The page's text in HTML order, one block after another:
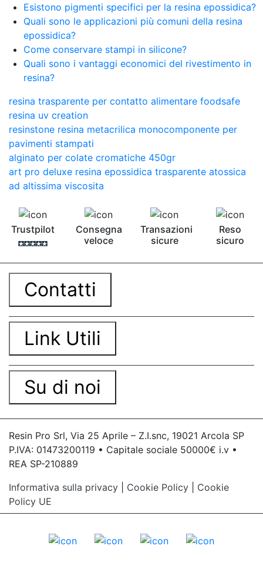
Esistono pigmenti specifici per la resina epossidica?
Quali sono le applicazioni più comuni della resina
epossidica?
Come conservare stampi in silicone?
Quali sono i vantaggi economici del rivestimento in
resina?
resina trasparente per contatto alimentare foodsafe
resina uv creation
resinstone resina metacrilica monocomponente per
pavimenti stampati
alginato per colate cromatiche 450gr
art pro deluxe resina epossidica trasparente atossica
ad altissima viscosita
Trustpilot
Consegna
veloce
Transazioni
sicure
Reso
sicuro
Contatti
Link Utili
Su di noi
Resin Pro Srl, Via 25 Aprile – Z.I.snc, 19021 Arcola SP
P.IVA: 01473200119 • Capitale sociale 50000€ i.v •
REA SP-210889
Informativa sulla privacy
Cookie Policy
Cookie
Policy UE